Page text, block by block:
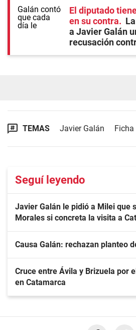
El diputado
en su contra
a Javier Galán
recusación
TEMAS Javier Galán
Seguí leyendo
Javier Galán le pidió a Milei que
Morales si concreta la visita a
Causa Galán: rechazan planteo
Cruce entre Ávila y Brizuela por
en Catamarca